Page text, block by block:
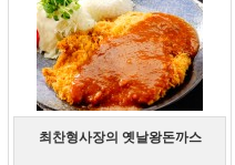
최찬형사장의 옛날왕돈까스